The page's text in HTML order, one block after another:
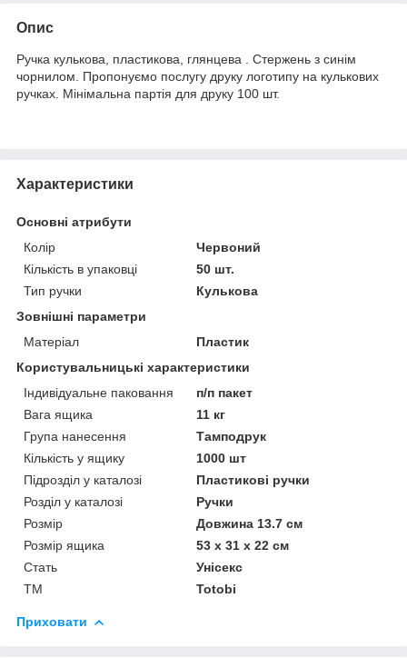
Опис
Ручка кулькова, пластикова, глянцева . Стержень з синім
чорнилом. Пропонуємо послугу друку логотипу на кулькових
ручках. Мінімальна партія для друку 100 шт.
Характеристики
Основні атрибути
Колір
Червоний
Кількість в упаковці
50 шт.
Тип ручки
Кулькова
Зовнішні параметри
Матеріал
Пластик
Користувальницькі характеристики
Індивідуальне паковання
п/п пакет
Вага ящика
11 кг
Група нанесення
Тамподрук
Кількість у ящику
1000 шт
Підрозділ у каталозі
Пластикові ручки
Розділ у каталозі
Ручки
Розмір
Довжина 13.7 см
Розмір ящика
53 х 31 х 22 см
Стать
Унісекс
ТМ
Totobi
Приховати